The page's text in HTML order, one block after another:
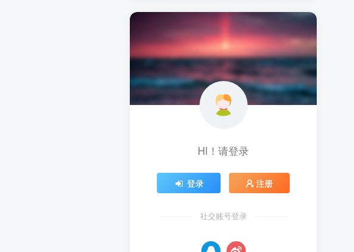
流群，比如娃圈跺网，这样可以更快地
获取信息，也能和其他玩家交流心得，
对于新手来说非常有帮助。
找妆师补妆或者重新定制。
关节松了可以调弹力绳，关节不顺滑的
话用砂纸轻磨，再涂点硅油。平时多给
娃换衣服、换假发，拍照时还能摆出各
种姿势。有时间的话，可以自己动手做
小场景，超有成就感！
最重要的是，养娃是为了开心，不用比
价格和数量，找到自己喜欢的风格，享
受和娃互动的过程就好啦！
HI！请登录
登录 注册
社交账号登录